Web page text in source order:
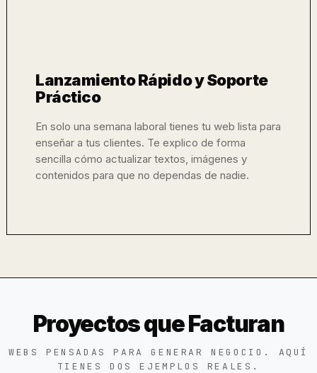
Lanzamiento Rápido y Soporte
Práctico
En solo una semana laboral tienes tu web lista para
enseñar a tus clientes. Te explico de forma
sencilla cómo actualizar textos, imágenes y
contenidos para que no dependas de nadie.
Proyectos que Facturan
WEBS PENSADAS PARA GENERAR NEGOCIO. AQUÍ
TIENES DOS EJEMPLOS REALES.